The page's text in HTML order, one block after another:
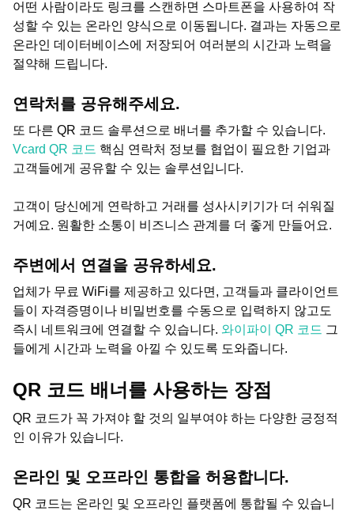
어떤 사람이라도 링크를 스캔하면 스마트폰을 사용하여 작
성할 수 있는 온라인 양식으로 이동됩니다. 결과는 자동으로
온라인 데이터베이스에 저장되어 여러분의 시간과 노력을
절약해 드립니다.
연락처를 공유해주세요.
또 다른 QR 코드 솔루션으로 배너를 추가할 수 있습니다.
Vcard QR 코드 핵심 연락처 정보를 협업이 필요한 기업과
고객들에게 공유할 수 있는 솔루션입니다.
고객이 당신에게 연락하고 거래를 성사시키기가 더 쉬워질
거예요. 원활한 소통이 비즈니스 관계를 더 좋게 만들어요.
주변에서 연결을 공유하세요.
업체가 무료 WiFi를 제공하고 있다면, 고객들과 클라이언트
들이 자격증명이나 비밀번호를 수동으로 입력하지 않고도
즉시 네트워크에 연결할 수 있습니다. 와이파이 QR 코드 그
들에게 시간과 노력을 아낄 수 있도록 도와줍니다.
QR 코드 배너를 사용하는 장점
QR 코드가 꼭 가져야 할 것의 일부여야 하는 다양한 긍정적
인 이유가 있습니다.
온라인 및 오프라인 통합을 허용합니다.
QR 코드는 온라인 및 오프라인 플랫폼에 통합될 수 있습니